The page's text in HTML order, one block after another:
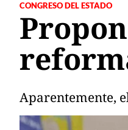
CONGRESO DEL ESTADO
Aparentemente,